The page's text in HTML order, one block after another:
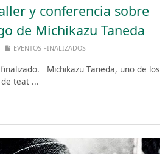
y conferencia sobre
de Michikazu Taneda
EVENTOS FINALIZADOS
Michikazu Taneda, uno de los
teat ...